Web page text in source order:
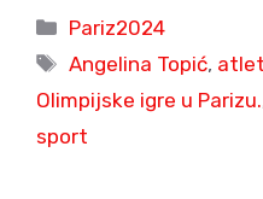
Categories
Pariz2024
Tags
Angelina Topić,
Olimpijske igre u Parizu.
sport